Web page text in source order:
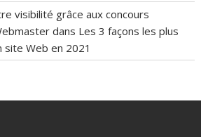
visibilité grâce aux concours
dans Les 3 façons les plus
site Web en 2021